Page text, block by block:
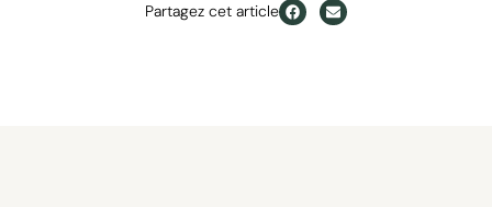
Partagez cet article